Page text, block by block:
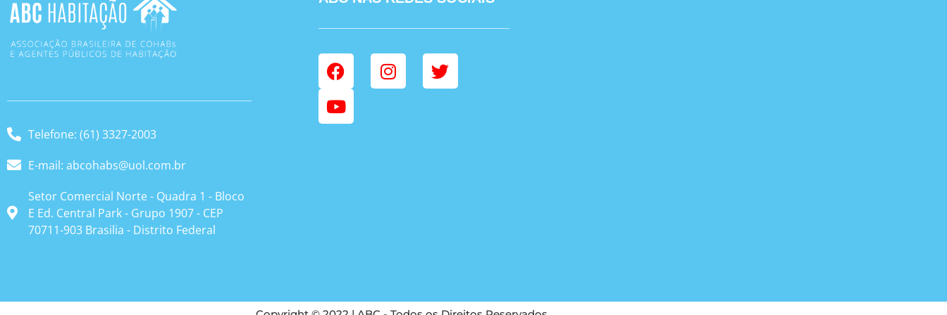
Telefone: (61) 3327-2003
E-mail: abcohabs@uol.com.br
Setor Comercial Norte - Quadra 1 - Bloco
E Ed. Central Park - Grupo 1907 - CEP
70711-903 Brasilia - Distrito Federal